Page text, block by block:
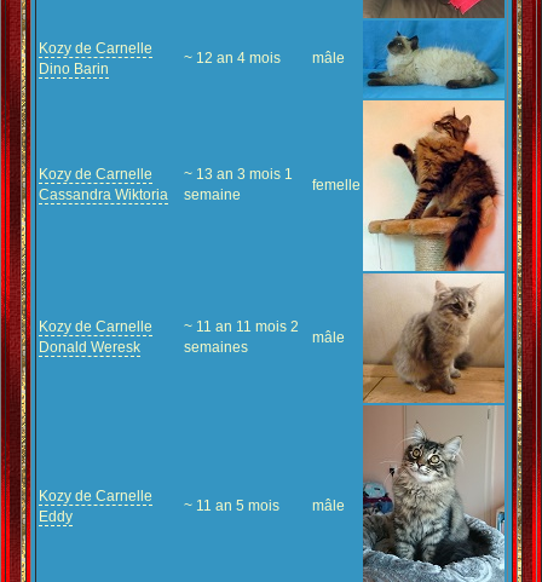
Kozy de Carnelle
Dino Barin
~ 12 an 4 mois mâle
Kozy de Carnelle
Cassandra Wiktoria
~ 13 an 3 mois 1
semaine
femelle
Kozy de Carnelle
Donald Weresk
~ 11 an 11 mois 2
semaines
mâle
Kozy de Carnelle
Eddy
~ 11 an 5 mois mâle